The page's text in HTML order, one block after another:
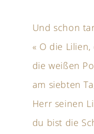
Und schon
« O die
die weißen
am siebten
Herr seinen
du bist die